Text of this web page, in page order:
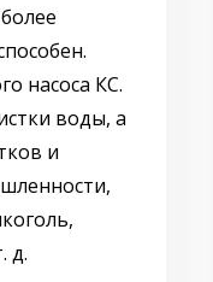
насоса КС.
воды, а
и
д.